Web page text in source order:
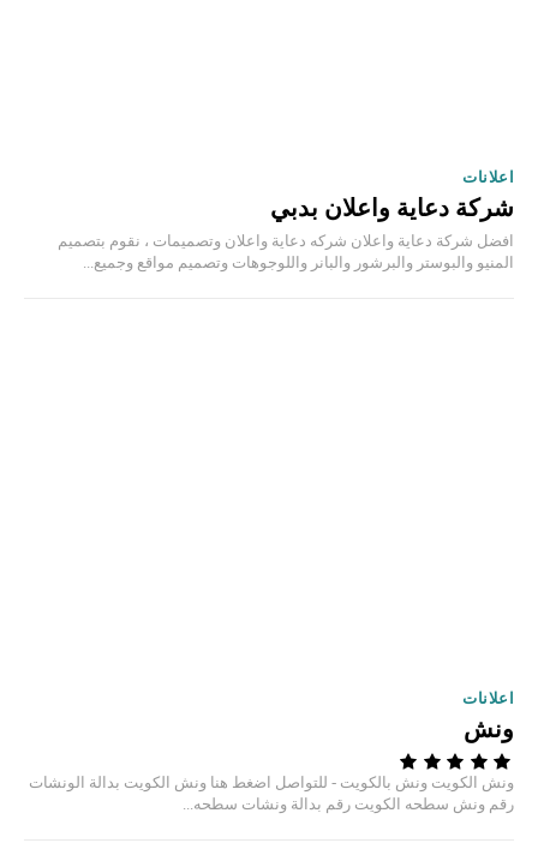
اعلانات
شركة دعاية واعلان بدبي
افضل شركة دعاية واعلان شركه دعاية واعلان وتصميمات ، نقوم بتصميم
المنيو والبوستر والبرشور والبانر واللوجوهات وتصميم مواقع وجميع...
اعلانات
ونش
ونش الكويت ونش بالكويت - للتواصل اضغط هنا ونش الكويت بدالة الونشات
رقم ونش سطحه الكويت رقم بدالة ونشات سطحه...